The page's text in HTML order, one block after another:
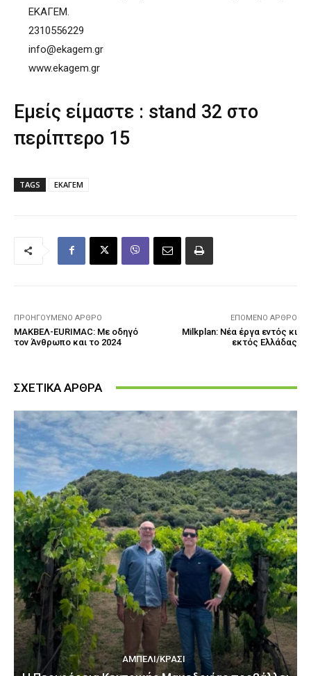
ΕΚΑΓΕΜ.
2310556229
info@ekagem.gr
www.ekagem.gr
Εμείς είμαστε : stand 32 στο
περίπτερο 15
TAGS ΕΚΑΓΕΜ
ΠΡΟΗΓΟΎΜΕΝΟ ΆΡΘΡΟ
ΜΑΚΒΕΛ-EURIMAC: Με οδηγό
τον Άνθρωπο και το 2024
ΕΠΌΜΕΝΟ ΆΡΘΡΟ
Milkplan: Νέα έργα εντός κι
εκτός Ελλάδας
ΣΧΕΤΙΚΑ ΑΡΘΡΑ
ΑΜΠΈΛΙ/ΚΡΑΣΊ